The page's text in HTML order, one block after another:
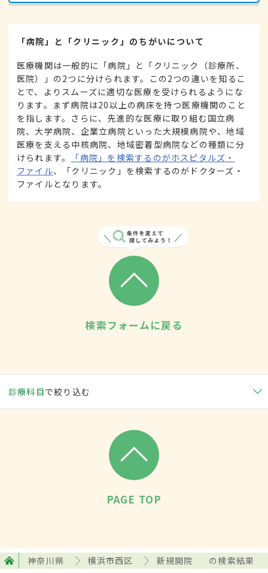
「病院」と「クリニック」のちがいについて
医療機関は一般的に「病院」と「クリニック（診療所、
医院）」の2つに分けられます。この2つの違いを知るこ
とで、よりスムーズに適切な医療を受けられるようにな
ります。まず病院は20以上の病床を持つ医療機関のこと
を指します。さらに、先進的な医療に取り組む国立病
院、大学病院、企業立病院といった大規模病院や、地域
医療を支える中核病院、地域密着型病院などの種類に分
けられます。
「病院」を検索するのがホスピタルズ・
ファイル、「クリニック」を検索するのがドクターズ・
ファイルとなります。
検索フォームに戻る
診療科目で絞り込む
PAGE TOP
神奈川県 横浜市西区 新規開院 の検索結果